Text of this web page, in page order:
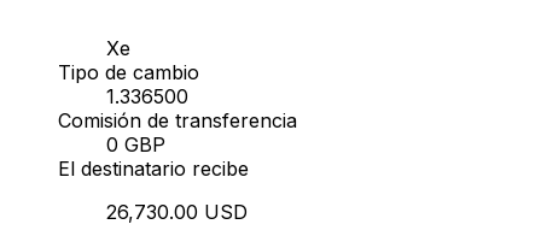
Xe
Tipo de cambio
1.336500
Comisión de transferencia
0 GBP
El destinatario recibe
26,730.00 USD